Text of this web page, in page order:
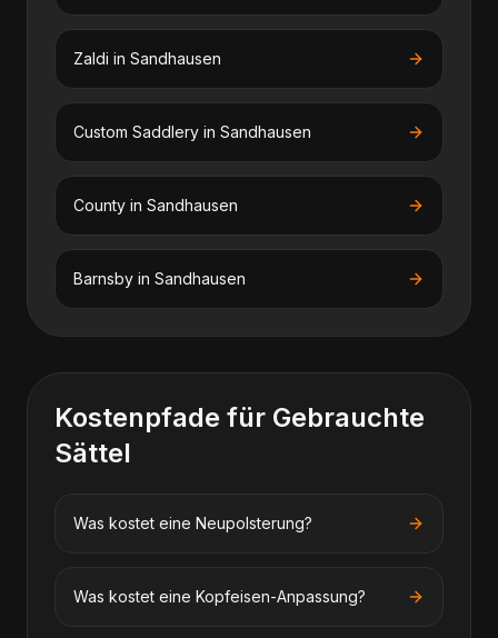
Zaldi in Sandhausen
Custom Saddlery in Sandhausen
County in Sandhausen
Barnsby in Sandhausen
Kostenpfade für Gebrauchte
Sättel
Was kostet eine Neupolsterung?
Was kostet eine Kopfeisen-Anpassung?